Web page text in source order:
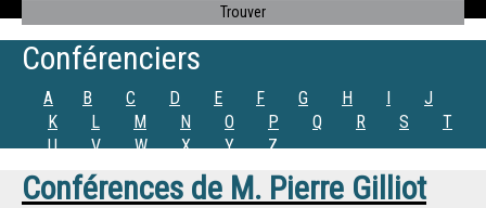
Conférenciers
A B C D E F G H I
J
K
L M N O P Q R S
T
U
V W X Y Z
Conférences de M. Pierre Gilliot